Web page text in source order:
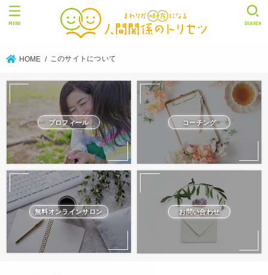
SEARCH
MENU
HOME このサイトについて
プロフィール コーチング
無料オンラインサロン お問い合わせ